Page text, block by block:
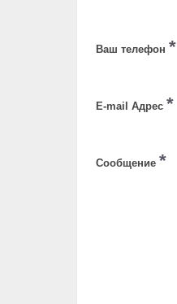
Ваш телефон *
E-mail Адрес *
Сообщение *